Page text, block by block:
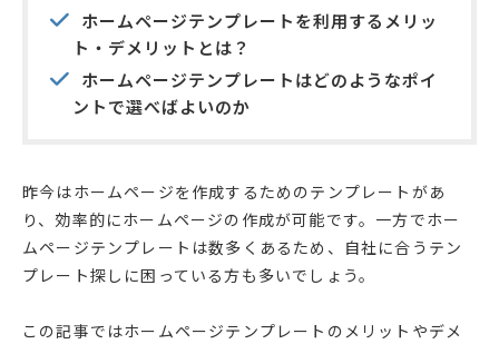
ホームページテンプレートを利用するメリッ
ト・デメリットとは？
ホームページテンプレートはどのようなポイ
ントで選べばよいのか
昨今はホームページを作成するためのテンプレートがあ
り、効率的にホームページの作成が可能です。一方でホー
ムページテンプレートは数多くあるため、自社に合うテン
プレート探しに困っている方も多いでしょう。
この記事ではホームページテンプレートのメリットやデメ